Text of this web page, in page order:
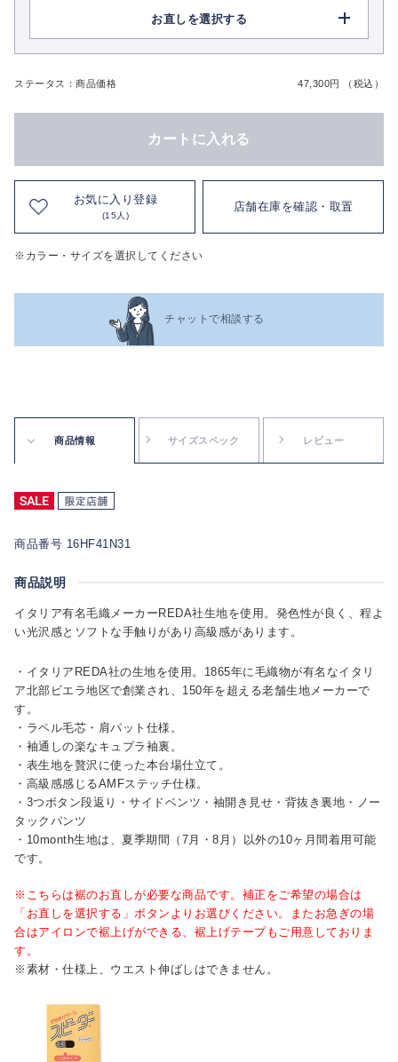
お直しを選択する
ステータス：商品価格 47,300円 （税込）
カートに入れる
お気に入り登録
(15人)
店舗在庫を確認・取置
※カラー・サイズを選択してください
チャットで相談する
商品情報 サイズスペック レビュー
商品番号 16HF41N31
商品説明
イタリア有名毛織メーカーREDA社生地を使用。発色性が良く、程よ
い光沢感とソフトな手触りがあり高級感があります。
・イタリアREDA社の生地を使用。1865年に毛織物が有名なイタリ
ア北部ビエラ地区で創業され、150年を超える老舗生地メーカーで
す。
・ラペル毛芯・肩パット仕様。
・袖通しの楽なキュプラ袖裏。
・表生地を贅沢に使った本台場仕立て。
・高級感感じるAMFステッチ仕様。
・3つボタン段返り・サイドベンツ・袖開き見せ・背抜き裏地・ノー
タックパンツ
・10month生地は、夏季期間（7月・8月）以外の10ヶ月間着用可能
です。
※こちらは裾のお直しが必要な商品です。補正をご希望の場合は
「お直しを選択する」ボタンよりお選びください。またお急ぎの場
合はアイロンで裾上げができる、裾上げテープもご用意しておりま
す。
※素材・仕様上、ウエスト伸ばしはできません。